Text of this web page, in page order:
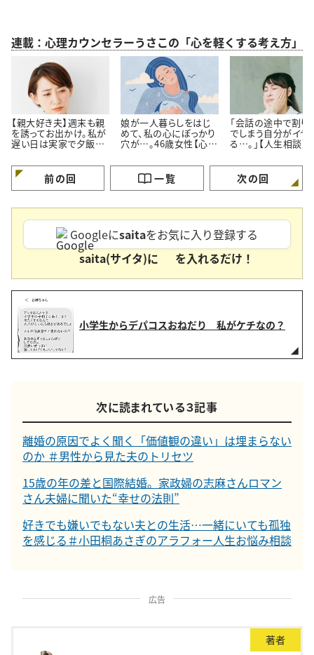
連載：心理カウンセラーうさこの「心を軽くする考え方」
【親大好き夫】週末も親
を誘ってお出かけ。私が
遅い日は実家で夕飯。
なのでは…？
娘が一人暮らしをはじ
めて、私の心にぽっかり
穴が…。46歳女性【心理
談】
「会話の途中で割り
でしまう自分がイヤ
る…。」【人生相談】
前の回 一覧 次の回
Googleにsaitaをお気に入り登録する
saita(サイタ)に
を入れるだけ！
小学生からデパコスおねだり 私がケチなの？
次に読まれている３記事
離婚の原因でよく聞く「価値観の違い」は埋まらない
のか ＃男性から見た夫のトリセツ
15歳の年の差と国際結婚。家政婦の志麻さんロマン
さん夫婦に聞いた“幸せの法則”
好きでも嫌いでもない夫との生活…一緒にいても孤独
を感じる＃小田桐あさぎのアラフォー人生お悩み相談
広告
著者